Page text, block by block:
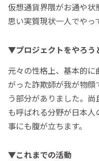
仮想通貨界隈がお通や状
思い実質現状一人でやっ
▼プロジェクトをやろう
元々の性格上、基本的
がった詐欺師が我が物
う部分がありました。
も呼ばれる分野が日本
事にも腹が立ちます。
▼これまでの活動